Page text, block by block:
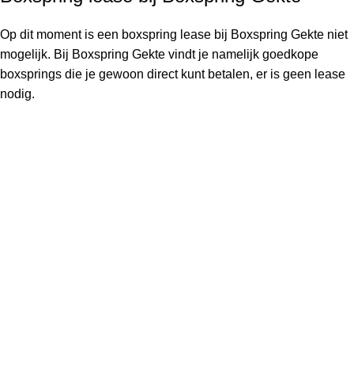
Op dit moment is een boxspring lease bij Boxspring Gekte niet
mogelijk. Bij Boxspring Gekte vindt je namelijk goedkope
boxsprings die je gewoon direct kunt betalen, er is geen lease
nodig.